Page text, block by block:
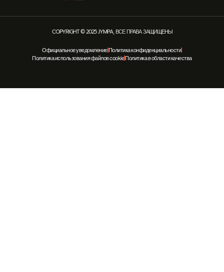
COPYRIGHT © 2025 JYMPA, ВСЕ ПРАВА ЗАЩИЩЕНЫ
Официальное уведомление Политика конфиденциальности
Политика использования файлов cookieПолитика в области качества